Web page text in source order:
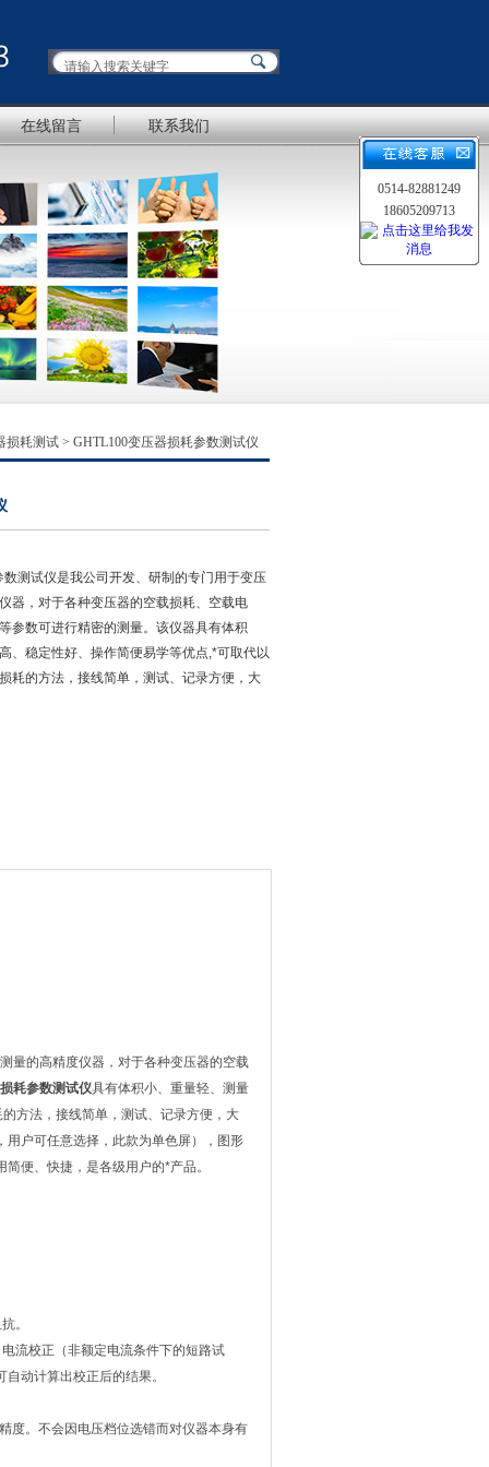
在线留言 联系我们
损耗测试 > GHTL100变压器损耗参数测试仪
测试仪是我公司开发、研制的专门用于变压
器，对于各种变压器的空载损耗、空载电
参数可进行精密的测量。该仪器具有体积
、稳定性好、操作简便易学等优点,*可取代以
耗的方法，接线简单，测试、记录方便，大
量的高精度仪器，对于各种变压器的空载
耗参数测试仪具有体积小、重量轻、测量
方法，接线简单，测试、记录方便，大
户可任意选择，此款为单色屏），图形
便、快捷，是各级用户的*产品。
。
流校正（非额定电流条件下的短路试
动计算出校正后的结果。
度。不会因电压档位选错而对仪器本身有
0514-82881249
18605209713